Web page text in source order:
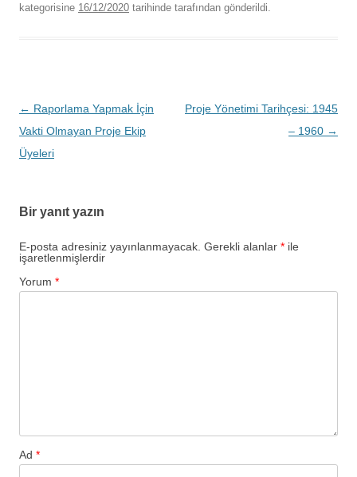
kategorisine 16/12/2020 tarihinde tarafından gönderildi.
Yazı
dolaşımı
← Raporlama Yapmak İçin
Vakti Olmayan Proje Ekip
Üyeleri
Proje Yönetimi Tarihçesi: 1945
– 1960 →
Bir yanıt yazın
E-posta adresiniz yayınlanmayacak. Gerekli alanlar * ile
işaretlenmişlerdir
Yorum *
Ad *